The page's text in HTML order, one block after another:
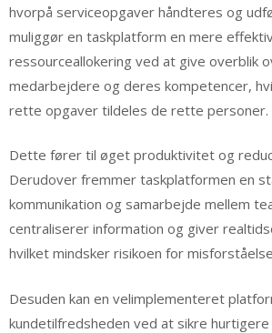
hvorpå serviceopgaver håndteres og
muliggør en taskplatform en mere
ressourceallokering ved at give overblik
medarbejdere og deres kompetencer,
rette opgaver tildeles de rette personer.
Dette fører til øget produktivitet og
Derudover fremmer taskplatformen en
kommunikation og samarbejde mellem
centraliserer information og giver
hvilket mindsker risikoen for
Desuden kan en velimplementeret
kundetilfredsheden ved at sikre